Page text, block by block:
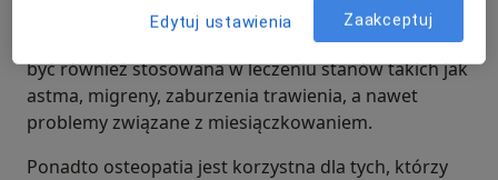
bóle szyi i bóle stawów. Jednak zakres osteopatii
wykracza poza te powszechne dolegliwości. Może
być również stosowana w leczeniu stanów takich jak
astma, migreny, zaburzenia trawienia, a nawet
problemy związane z miesiączkowaniem.
Ponadto osteopatia jest korzystna dla tych, którzy
Edytuj ustawienia Zaakceptuj